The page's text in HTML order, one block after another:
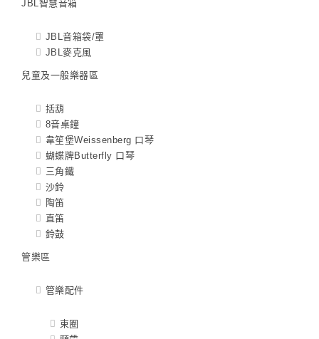
JBL智慧音箱
JBL音箱袋/罩
JBL麥克風
兒童及一般樂器區
括葫
8音桌鐘
韋笙堡Weissenberg 口琴
蝴蝶牌Butterfly 口琴
三角鐵
沙鈴
陶笛
直笛
鈴鼓
管樂區
管樂配件
束圈